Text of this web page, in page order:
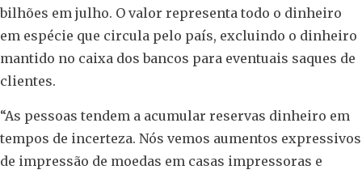
bilhões em julho. O valor representa todo o dinheiro
em espécie que circula pelo país, excluindo o dinheiro
mantido no caixa dos bancos para eventuais saques de
clientes.
“As pessoas tendem a acumular reservas dinheiro em
tempos de incerteza. Nós vemos aumentos expressivos
de impressão de moedas em casas impressoras e